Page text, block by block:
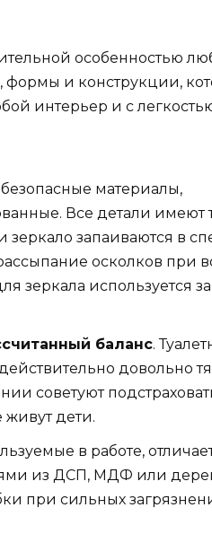
особенностью
формы и конструкции,
интерьер и с
материалы,
Все детали имеют
зеркало запаиваются в
осколков при
зеркала используется
баланс.
довольно
советуют
живут дети.
в работе,
из ДСП, МДФ или
при сильных